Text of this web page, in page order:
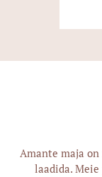
Amante maja
laadida.